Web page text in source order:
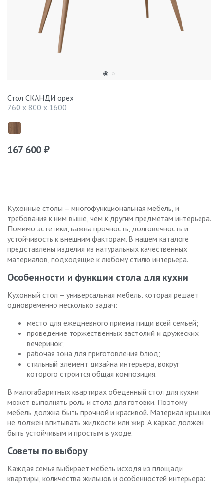
Стол СКАНДИ орех
760 x 800 x 1600
167 600 ₽
Кухонные столы – многофункциональная мебель, и
требования к ним выше, чем к другим предметам интерьера.
Помимо эстетики, важна прочность, долговечность и
устойчивость к внешним факторам. В нашем каталоге
представлены изделия из натуральных качественных
материалов, подходящие к любому стилю интерьера.
Особенности и функции стола для кухни
Кухонный стол – универсальная мебель, которая решает
одновременно несколько задач:
место для ежедневного приема пищи всей семьей;
проведение торжественных застолий и дружеских
вечеринок;
рабочая зона для приготовления блюд;
стильный элемент дизайна интерьера, вокруг
которого строится общая композиция.
В малогабаритных квартирах обеденный стол для кухни
может выполнять роль и стола для готовки. Поэтому
мебель должна быть прочной и красивой. Материал крышки
не должен впитывать жидкости или жир. А каркас должен
быть устойчивым и простым в уходе.
Советы по выбору
Каждая семья выбирает мебель исходя из площади
квартиры, количества жильцов и особенностей интерьера: